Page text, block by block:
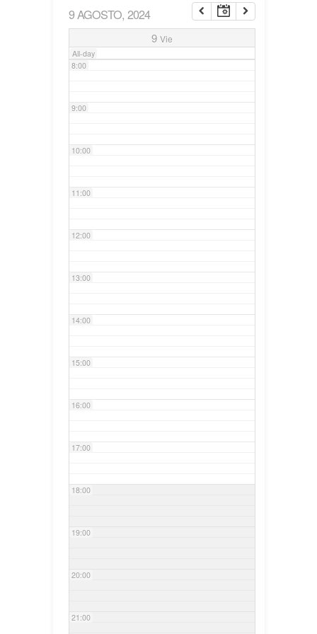
9 AGOSTO, 2024
9 Vie
All-day
7:00
8:00
9:00
10:00
11:00
12:00
13:00
14:00
15:00
16:00
17:00
18:00
19:00
20:00
21:00